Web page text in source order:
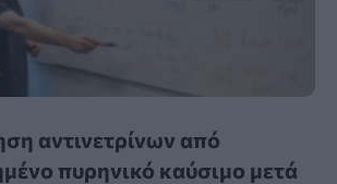
αντινετρίνων από
πυρηνικό καύσιμο μετά